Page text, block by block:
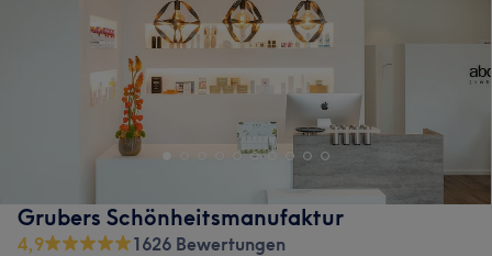
Grubers Schönheitsmanufaktur
4,9
1626 Bewertungen